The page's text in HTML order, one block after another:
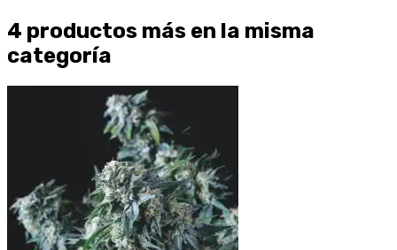
4 productos más en la misma
categoría